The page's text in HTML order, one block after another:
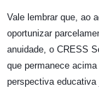
Vale lembrar que, ao
oportunizar
anuidade, o CRESS
que permanece
perspectiva